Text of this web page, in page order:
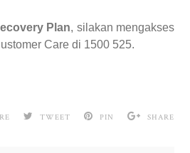
Plan, silakan mengakses
Care di 1500 525.
TWEET PIN SHARE